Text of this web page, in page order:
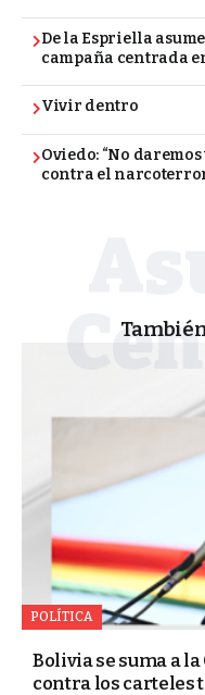
De la Espriella
campaña centrada
Vivir dentro
Oviedo: “No
contra el
POLÍTICA
Bolivia se suma a
contra los carteles